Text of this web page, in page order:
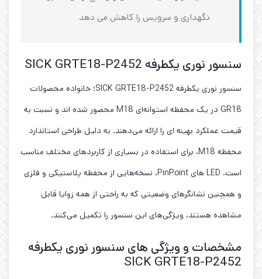
نگهداری و سرویس را کاهش می‌ دهد
سنسور نوری یکطرفه SICK GRTE18-P2452
سنسور نوری یکطرفه SICK GRTE18-P2452؛ خانواده محصولات
GR18 در یک محفظه استوانه‌ای M18 محصور شده ‌اند و نسبت به
قیمت عملکرد بهینه ‌ای را ارائه می‌دهند. به دلیل طراحی استاندارد
محفظه M18، برای استفاده در بسیاری از کاربردهای مختلف مناسب
است. LED های PinPoint، نسخه‌هایی از محفظه پلاستیکی و فلزی
و همچنین نشانگرهای وضعیتی که به راحتی از همه زوایا قابل
مشاهده هستند، ویژگی‌های این سنسور را تکمیل می‌کنند.
مشخصات و ویژگی های سنسور نوری یکطرفه
SICK GRTE18-P2452